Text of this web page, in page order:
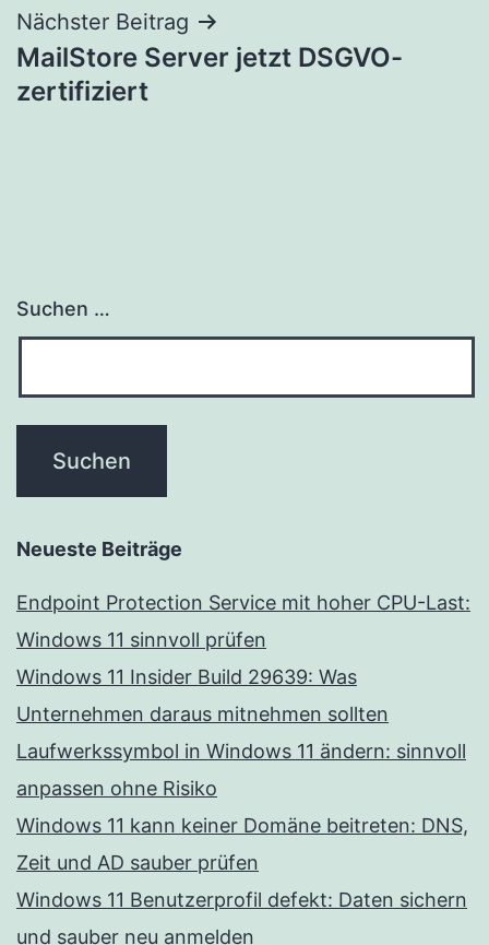
Nächster Beitrag
MailStore Server jetzt DSGVO-
zertifiziert
Suchen …
Neueste Beiträge
Endpoint Protection Service mit hoher CPU-Last:
Windows 11 sinnvoll prüfen
Windows 11 Insider Build 29639: Was
Unternehmen daraus mitnehmen sollten
Laufwerkssymbol in Windows 11 ändern: sinnvoll
anpassen ohne Risiko
Windows 11 kann keiner Domäne beitreten: DNS,
Zeit und AD sauber prüfen
Windows 11 Benutzerprofil defekt: Daten sichern
und sauber neu anmelden